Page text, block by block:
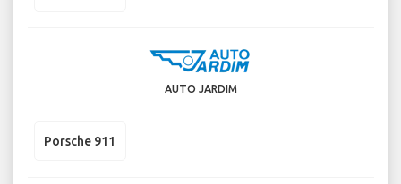
AUTO JARDIM
Porsche 911